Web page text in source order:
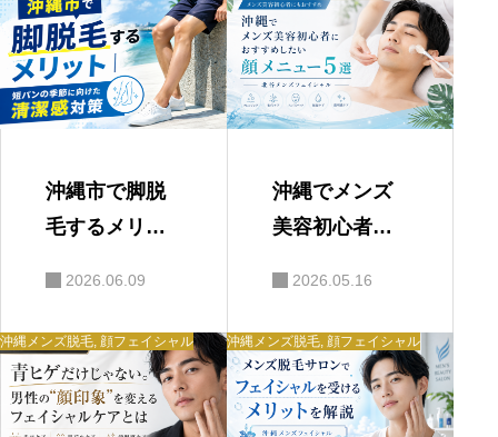
沖縄市で脚脱
毛するメリッ
清潔感対策
2026.06.09
沖縄でメンズ
美容初心者に
選｜北谷メン
ズフェイシャ
ル
2026.05.16
沖縄メンズ脱毛, 顔フェイシャル 沖縄メンズ脱毛, 顔フェイシャル